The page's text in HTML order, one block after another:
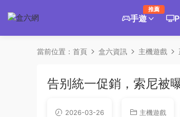
手遊
推薦
當前位置： 首頁 盒六資訊 主機遊戲
告别統一促銷，索尼被
2026-03-26 主機遊戲